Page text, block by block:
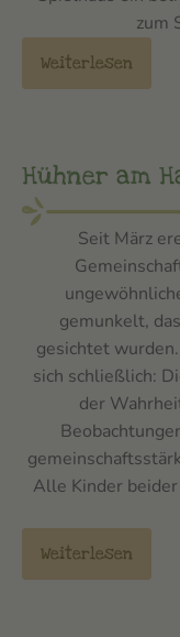
zum
Weiterlesen
Hühner am
Seit März
gemunkelt,
gesichtet
sich schließlich:
der
Alle Kinder
Weiterlesen